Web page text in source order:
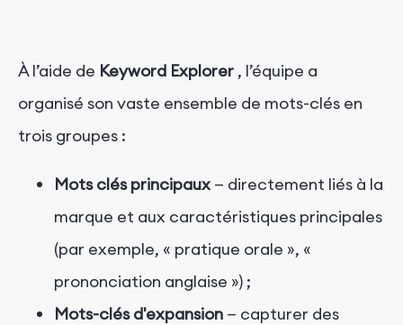
À l’aide de Keyword Explorer , l’équipe a
organisé son vaste ensemble de mots-clés en
trois groupes :
Mots clés principaux — directement liés à la
marque et aux caractéristiques principales
(par exemple, « pratique orale », «
prononciation anglaise ») ;
Mots-clés d'expansion — capturer des